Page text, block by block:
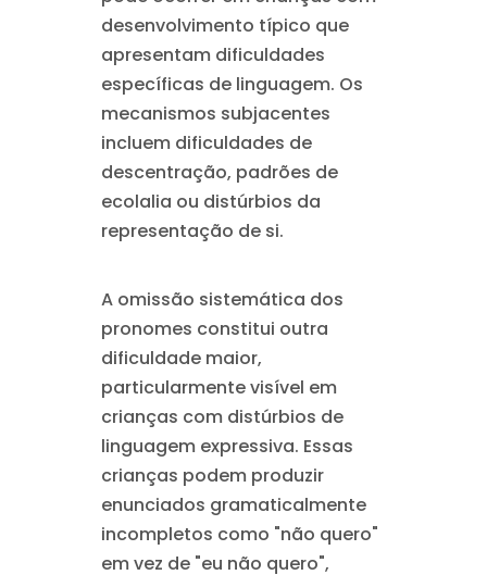
desenvolvimento típico que
apresentam dificuldades
específicas de linguagem. Os
mecanismos subjacentes
incluem dificuldades de
descentração, padrões de
ecolalia ou distúrbios da
representação de si.
A omissão sistemática dos
pronomes constitui outra
dificuldade maior,
particularmente visível em
crianças com distúrbios de
linguagem expressiva. Essas
crianças podem produzir
enunciados gramaticalmente
incompletos como "não quero"
em vez de "eu não quero",